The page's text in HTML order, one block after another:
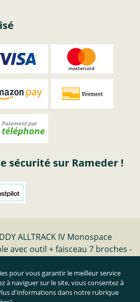
sécurité sur Rameder !
ALLTRACK IV Monospace
avec outil + faisceau 7 broches -
le contrat
pour vous garantir le meilleur service
à naviguer sur le site, vous consentez à
d'informations dans notre rubrique